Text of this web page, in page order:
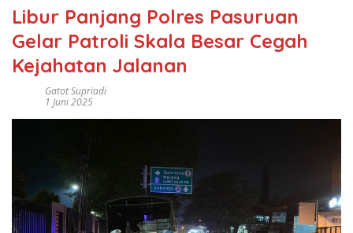
Libur Panjang Polres Pasuruan
Gelar Patroli Skala Besar Cegah
Kejahatan Jalanan
Gatot Supriadi
1 Juni 2025